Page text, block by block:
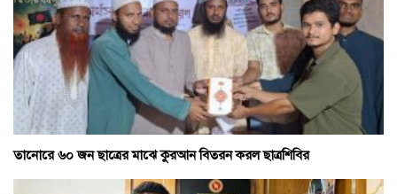
তানোরে ৬০ জন ছাত্রের মাঝে কুরআন বিতরন করল ছাত্রশিবির